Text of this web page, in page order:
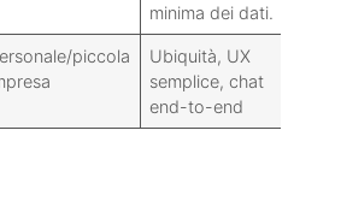
minima dei dati.
piccola
Ubiquità, UX
semplice, chat
end-to-end